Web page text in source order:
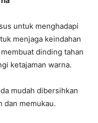
untuk menghadapi
menjaga keindahan
dinding tahan
ketajaman warna.
mudah dibersihkan
dan memukau.